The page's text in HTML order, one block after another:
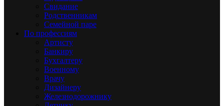
Свидание
Родственникам
Семейной паре
По профессиям
Артисту
Банкиру
Бухгалтеру
Военному
Врачу
Дизайнеру
Железнодорожнику